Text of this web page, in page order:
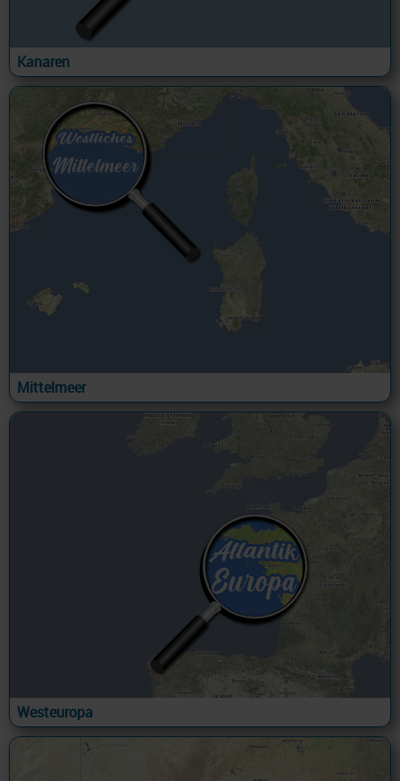
Kanaren
Mittelmeer
Westeuropa